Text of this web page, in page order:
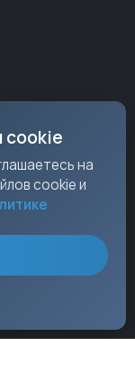
cookie
на
cookie и